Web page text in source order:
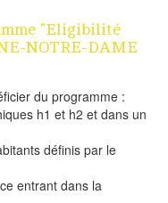
"Eligibilité
NOTRE-DAME
du programme :
h1 et h2 et dans un
définis par le
entrant dans la